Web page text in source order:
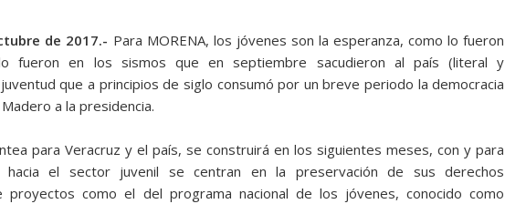
de 2017.- Para MORENA, los jóvenes son la esperanza, como lo fueron
fueron en los sismos que en septiembre sacudieron al país (literal y
que a principios de siglo consumó por un breve periodo la democracia
a la presidencia.
para Veracruz y el país, se construirá en los siguientes meses, con y para
el sector juvenil se centran en la preservación de sus derechos
proyectos como el del programa nacional de los jóvenes, conocido como